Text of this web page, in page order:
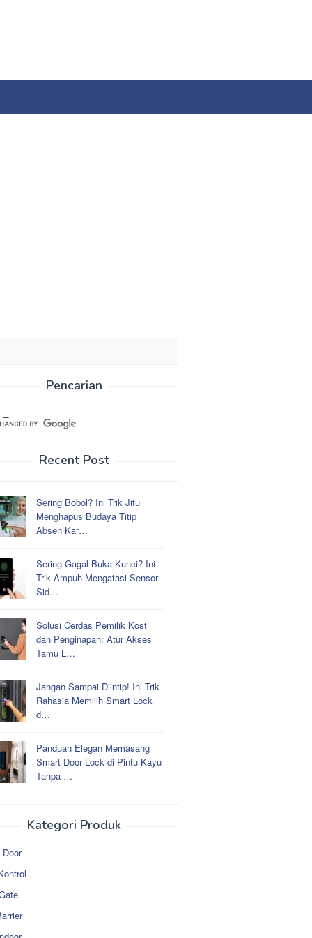
Pencarian
Recent Post
Sering Bobol? Ini Trik Jitu
Menghapus Budaya Titip
Absen Kar…
Sering Gagal Buka Kunci? Ini
Trik Ampuh Mengatasi Sensor
Sid…
Solusi Cerdas Pemilik Kost
dan Penginapan: Atur Akses
Tamu L…
Jangan Sampai Diintip! Ini Trik
Rahasia Memilih Smart Lock
d…
Panduan Elegan Memasang
Smart Door Lock di Pintu Kayu
Tanpa …
Kategori Produk